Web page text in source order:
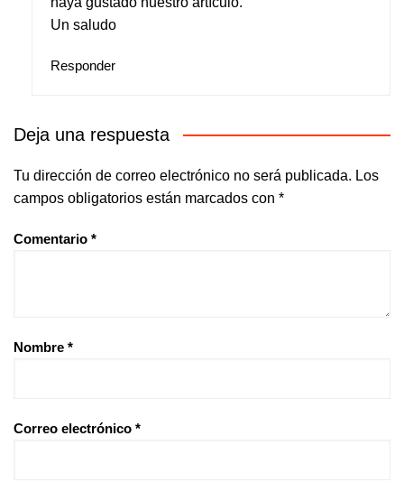
Un saludo
Responder
Deja una respuesta
Tu dirección de correo electrónico no será publicada. Los
campos obligatorios están marcados con *
Comentario *
Nombre *
Correo electrónico *